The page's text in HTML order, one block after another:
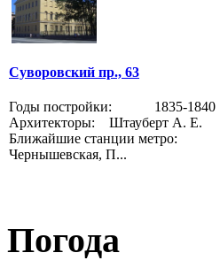
Суворовский пр., 63
Годы постройки: 1835-1840
Архитекторы: Штауберт А. Е.
Ближайшие станции метро:
Чернышевская, П...
Погода